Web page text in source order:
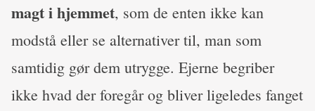
magt i hjemmet, som de enten ikke kan
modstå eller se alternativer til, man som
samtidig gør dem utrygge. Ejerne begriber
ikke hvad der foregår og bliver ligeledes fanget